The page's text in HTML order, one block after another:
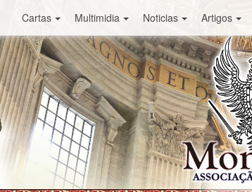
Cartas Multimidia Noticias Artigos